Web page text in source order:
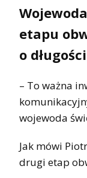
etapu
o
– To ważna
wojewoda
Jak mówi
drugi etap